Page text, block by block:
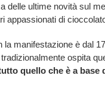
delle ultime novità sul
appassionati di
la manifestazione è dal
ospita
quello che è a base